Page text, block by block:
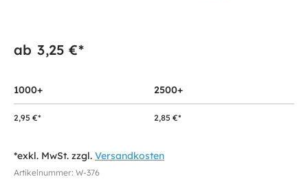
ab 3,25 €*
1000+ 2500+
2,95 €* 2,85 €*
*exkl. MwSt. zzgl. Versandkosten
Artikelnummer: W-376